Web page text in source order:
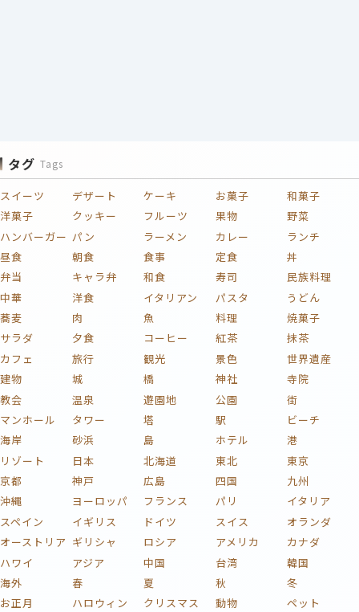
タグ Tags
スイーツ デザート ケーキ お菓子
和菓子
洋菓子
クッキー フルーツ 果物
野菜
ハンバーガー パン ラーメン カレー
ランチ
昼食
朝食 食事 定食
丼
弁当
キャラ弁 和食 寿司
民族料理
中華
洋食 イタリアン パスタ
うどん
蕎麦
肉 魚 料理
焼菓子
サラダ
夕食 コーヒー 紅茶
抹茶
カフェ
旅行 観光 景色
世界遺産
建物
城 橋 神社
寺院
教会
温泉 遊園地 公園
街
マンホール
タワー 塔 駅
ビーチ
海岸
砂浜 島 ホテル
港
リゾート
日本 北海道 東北
東京
京都
神戸 広島 四国
九州
沖縄
ヨーロッパ フランス パリ
イタリア
スペイン
イギリス ドイツ スイス
オランダ
オーストリア ギリシャ ロシア アメリカ
カナダ
ハワイ
アジア 中国 台湾
韓国
海外
春 夏 秋
冬
お正月
ハロウィン クリスマス 動物
ペット